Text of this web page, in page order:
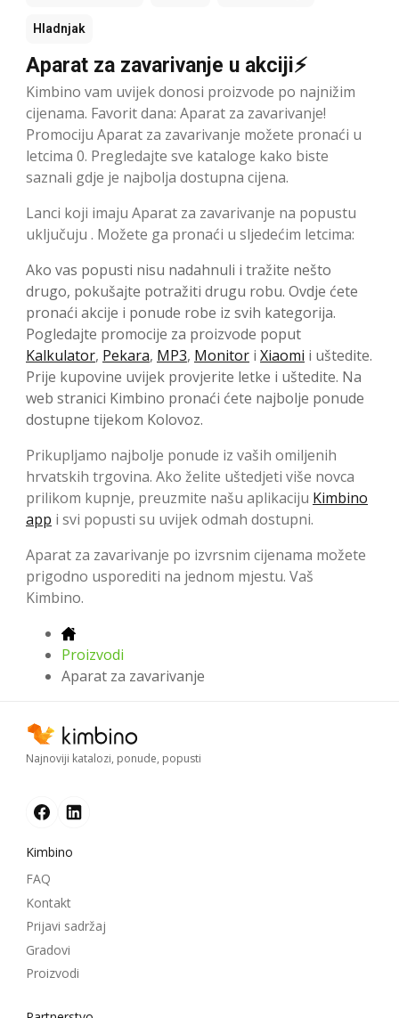
Hladnjak
Aparat za zavarivanje u akciji⚡
Kimbino vam uvijek donosi proizvode po najnižim
cijenama. Favorit dana: Aparat za zavarivanje!
Promociju Aparat za zavarivanje možete pronaći u
letcima 0. Pregledajte sve kataloge kako biste
saznali gdje je najbolja dostupna cijena.
Lanci koji imaju Aparat za zavarivanje na popustu
uključuju . Možete ga pronaći u sljedećim letcima:
Ako vas popusti nisu nadahnuli i tražite nešto
drugo, pokušajte potražiti drugu robu. Ovdje ćete
pronaći akcije i ponude robe iz svih kategorija.
Pogledajte promocije za proizvode poput
Kalkulator, Pekara, MP3, Monitor i Xiaomi i uštedite.
Prije kupovine uvijek provjerite letke i uštedite. Na
web stranici Kimbino pronaći ćete najbolje ponude
dostupne tijekom Kolovoz.
Prikupljamo najbolje ponude iz vaših omiljenih
hrvatskih trgovina. Ako želite uštedjeti više novca
prilikom kupnje, preuzmite našu aplikaciju Kimbino
app i svi popusti su uvijek odmah dostupni.
Aparat za zavarivanje po izvrsnim cijenama možete
prigodno usporediti na jednom mjestu. Vaš
Kimbino.
Proizvodi
Aparat za zavarivanje
Najnoviji katalozi, ponude, popusti
Kimbino
FAQ
Kontakt
Prijavi sadržaj
Gradovi
Proizvodi